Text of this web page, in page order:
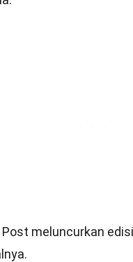
meluncurkan